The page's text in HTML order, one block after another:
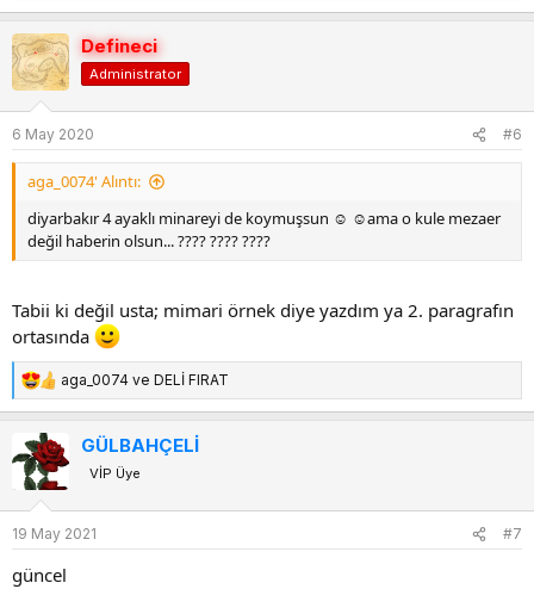
e
p
k
i
l
e
:
Defineci
Administrator
6 May 2020 #6
aga_0074' Alıntı:
diyarbakır 4 ayaklı minareyi de koymuşsun ☺ ☺ama o kule mezaer
değil haberin olsun... ???? ???? ????
Tabii ki değil usta; mimari örnek diye yazdım ya 2. paragrafın
ortasında
T
e
k
e
r
aga_0074 ve DELİ FIRAT
GÜLBAHÇELİ
VİP Üye
19 May 2021 #7
güncel